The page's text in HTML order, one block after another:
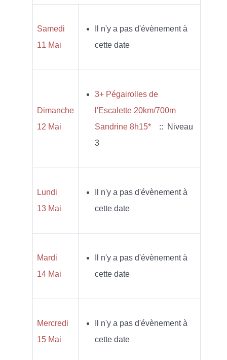
Samedi
11 Mai
Il n'y a pas d'évènement à
cette date
Dimanche
12 Mai
3+ Pégairolles de
l'Escalette 20km/700m
Sandrine 8h15*
:: Niveau
3
Lundi
13 Mai
Il n'y a pas d'évènement à
cette date
Mardi
14 Mai
Il n'y a pas d'évènement à
cette date
Mercredi
15 Mai
Il n'y a pas d'évènement à
cette date